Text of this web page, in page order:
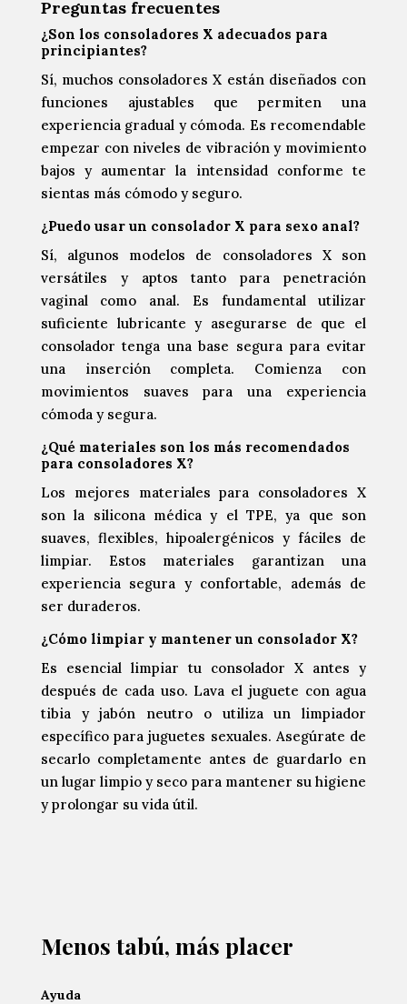
Preguntas frecuentes
¿Son los consoladores X adecuados para
principiantes?
Sí, muchos consoladores X están diseñados con
funciones ajustables que permiten una
experiencia gradual y cómoda. Es recomendable
empezar con niveles de vibración y movimiento
bajos y aumentar la intensidad conforme te
sientas más cómodo y seguro.
¿Puedo usar un consolador X para sexo anal?
Sí, algunos modelos de consoladores X son
versátiles y aptos tanto para penetración
vaginal como anal. Es fundamental utilizar
suficiente lubricante y asegurarse de que el
consolador tenga una base segura para evitar
una inserción completa. Comienza con
movimientos suaves para una experiencia
cómoda y segura.
¿Qué materiales son los más recomendados
para consoladores X?
Los mejores materiales para consoladores X
son la silicona médica y el TPE, ya que son
suaves, flexibles, hipoalergénicos y fáciles de
limpiar. Estos materiales garantizan una
experiencia segura y confortable, además de
ser duraderos.
¿Cómo limpiar y mantener un consolador X?
Es esencial limpiar tu consolador X antes y
después de cada uso. Lava el juguete con agua
tibia y jabón neutro o utiliza un limpiador
específico para juguetes sexuales. Asegúrate de
secarlo completamente antes de guardarlo en
un lugar limpio y seco para mantener su higiene
y prolongar su vida útil.
Menos tabú, más placer
Ayuda